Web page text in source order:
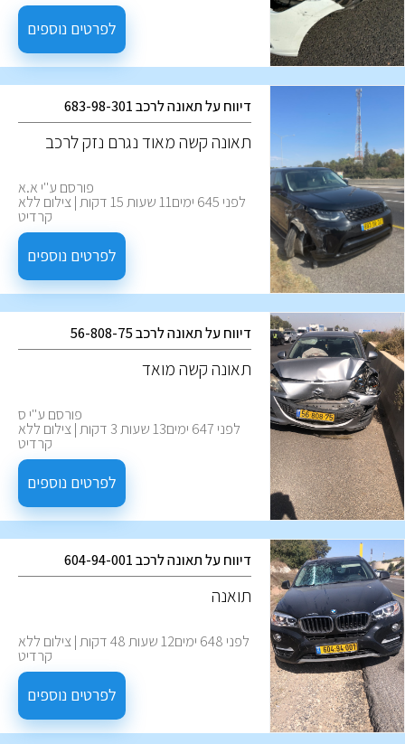
לפרטים נוספים
דיווח על תאונה לרכב 683-98-301
‏תאונה קשה מאוד נגרם נזק לרכב
פורסם ע''י א.א
לפני 645 ימים11 שעות 15 דקות | צילום ללא
קרדיט
לפרטים נוספים
דיווח על תאונה לרכב 56-808-75
תאונה קשה מואד
פורסם ע''י ס
לפני 647 ימים13 שעות 3 דקות | צילום ללא
קרדיט
לפרטים נוספים
דיווח על תאונה לרכב 604-94-001
תואנה
לפני 648 ימים12 שעות 48 דקות | צילום ללא
קרדיט
לפרטים נוספים